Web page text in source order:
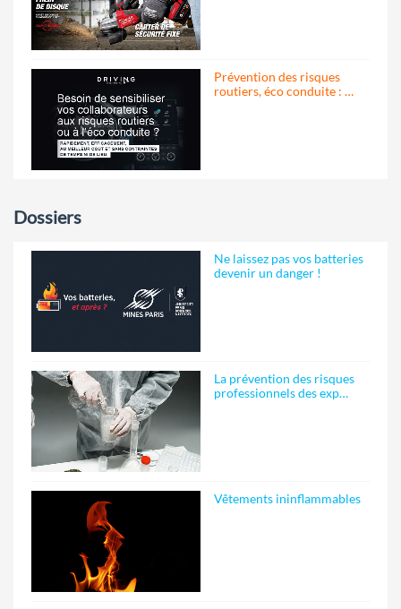
Prévention des risques
routiers, éco conduite : …
Dossiers
Ne laissez pas vos batteries
devenir un danger !
La prévention des risques
professionnels des exp…
Vêtements ininflammables